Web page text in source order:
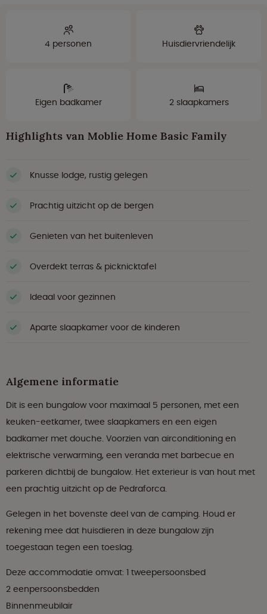
4 personen Huisdiervriendelijk
Eigen badkamer 2 slaapkamers
Highlights van Moblie Home Basic Family
Knusse lodge, rustig gelegen
Prachtig uitzicht op de bergen
Genieten van het buitenleven
Overdekt terras & picknicktafel
Ideaal voor gezinnen
Aparte slaapkamer voor de kinderen
Algemene informatie
Dit is een bungalow voor maximaal 5 personen, met een
keuken-eetkamer, twee slaapkamers en een eigen
badkamer met douche. Voorzien van airconditioning en
elektrische verwarming, een veranda met barbecue en
parkeren dichtbij de bungalow. Het exterieur is van hout met
een prachtig uitzicht op de Pedraforca.
Gelegen in het bovenste deel van de camping. Houd er
rekening mee dat huisdieren in deze bungalow zijn
toegestaan tegen een toeslag.
Deze accommodatie omvat: 1 tweepersoonsbed
2 eenpersoonsbedden
Binnenmeubilair